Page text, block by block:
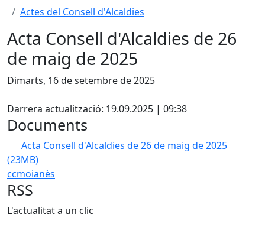
Actes del Consell d'Alcaldies
Acta Consell d'Alcaldies de 26
de maig de 2025
Dimarts, 16 de setembre de 2025
Darrera actualització: 19.09.2025 | 09:38
Documents
Acta Consell d'Alcaldies de 26 de maig de 2025
(23MB)
ccmoianès
RSS
L'actualitat a un clic